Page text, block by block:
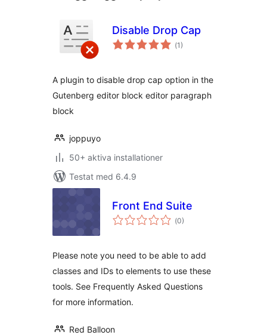
Disable Drop Cap
(Totalt
antal
1)
A plugin to disable drop cap option in the
Gutenberg editor block editor paragraph
block
joppuyo
50+ aktiva installationer
Testat med 6.4.9
Front End Suite
(Totalt
antal
0)
Please note you need to be able to add
classes and IDs to elements to use these
tools. See Frequently Asked Questions
for more information.
Red Balloon